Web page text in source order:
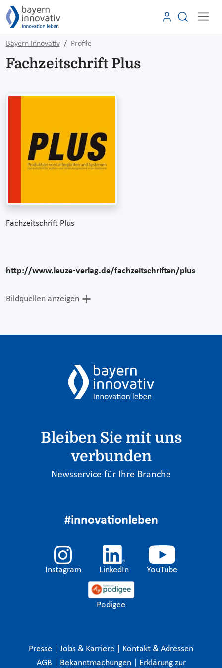
Bayern Innovativ Profile
Fachzeitschrift Plus
Fachzeitschrift Plus
http://www.leuze-verlag.de/fachzeitschriften/plus
Bildquellen anzeigen
Bleiben Sie mit uns
verbunden
Newsservice für Ihre Branche
#innovationleben
Instagram LinkedIn YouTube
Podigee
Presse Jobs & Karriere
Kontakt & Adressen
AGB
Bekanntmachungen Erklärung zur